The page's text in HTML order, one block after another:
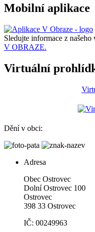
Mobilní aplikace
Sledujte informace z našeho
V OBRAZE.
Virtuální
Dění v obci:
Adresa
Obec Ostrovec
Dolní Ostrovec 100
Ostrovec
398 33 Ostrovec
IČ: 00249963